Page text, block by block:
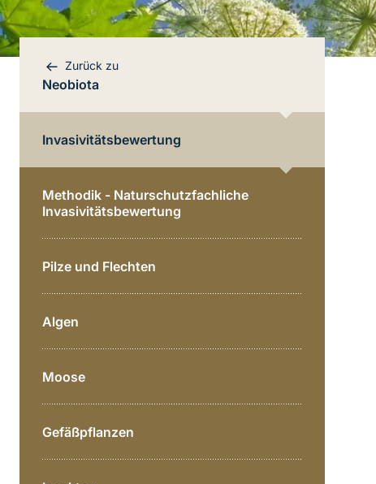
Zurück zu
Neobiota
Invasivitätsbewertung
Methodik - Naturschutzfachliche
Invasivitätsbewertung
Pilze und Flechten
Algen
Moose
Gefäßpflanzen